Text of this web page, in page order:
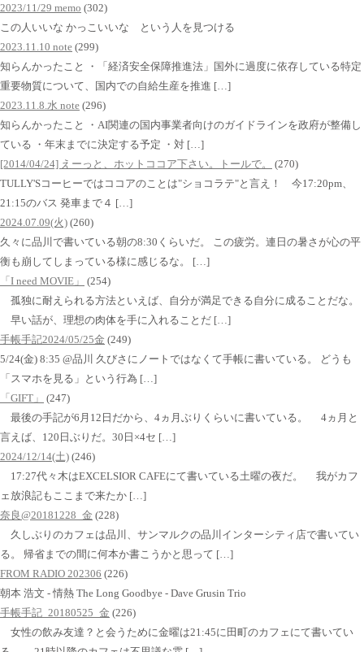
2023/11/29 memo (302)
この人いいな かっこいいな という人を見つける
2023.11.10 note (299)
知らんかったこと ・「経済安全保障推進法」国外に過度に依存している特定
重要物質について、国内での自給生産を推進 […]
2023.11.8.水 note (296)
知らんかったこと ・AI関連の国内事業者向けのガイドラインを政府が整備し
ている ・年末までに決定する予定 ・対 […]
[2014/04/24] えーっと、ホットココア下さい。トールで。
(270)
TULLY'Sコーヒーではココアのことは"ショコラテ"と言え！ 今17:20pm、
21:15のバス 発車まで４ […]
2024.07.09(火) (260)
久々に品川で書いている朝の8:30くらいだ。 この疲労。連日の暑さが心の平
衡も崩してしまっている様に感じるな。 […]
「I need MOVIE」
(254)
孤独に耐えられる方法といえば、自分が満足できる自分に成ることだな。
早い話が、理想の肉体を手に入れることだ […]
手帳手記2024/05/25金 (249)
5/24(金) 8:35 @品川 久びさにノートではなくて手帳に書いている。 どうも
「スマホを見る」という行為 […]
「GIFT」
(247)
最後の手記が6月12日だから、4ヵ月ぶりくらいに書いている。 4ヵ月と
言えば、120日ぶりだ。30日×4セ […]
2024/12/14(土) (246)
17:27代々木はEXCELSIOR CAFEにて書いている土曜の夜だ。 我がカフ
ェ放浪記もここまで来たか […]
奈良@20181228_金 (228)
久しぶりのカフェは品川、サンマルクの品川インターシティ店で書いてい
る。 帰省までの間に何本か書こうかと思って […]
FROM RADIO 202306 (226)
朝本 浩文 - 情熱 The Long Goodbye - Dave Grusin Trio
手帳手記_20180525_金 (226)
女性の飲み友達？と会うために金曜は21:45に田町のカフェにて書いてい